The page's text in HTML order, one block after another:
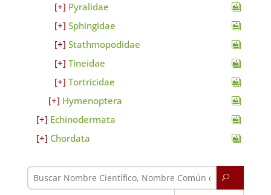
Pyralidae
Sphingidae
Stathmopodidae
Tineidae
Tortricidae
Hymenoptera
Echinodermata
Chordata
U